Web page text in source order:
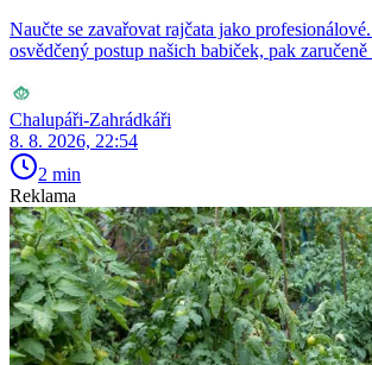
Naučte se zavařovat rajčata jako
osvědčený postup našich babiček, pak zaručeně
Chalupáři-Zahrádkáři
8. 8. 2026, 22:54
2 min
Reklama